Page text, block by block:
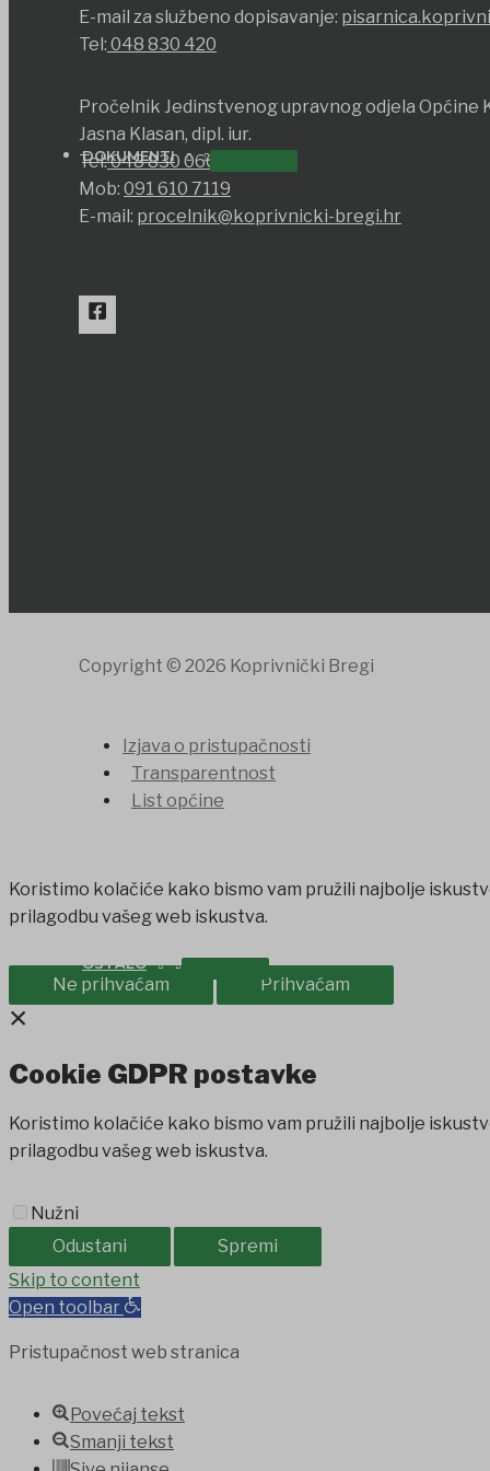
DOKUMENTI
OSTALO
E-mail za službeno dopisavanje:
Tel: 048 830 420
Pročelnik Jedinstvenog upravnog odjela Općine
Jasna Klasan, dipl. iur.
Tel:048 830 066
Mob: 091 610 7119
E-mail: procelnik@koprivnicki-bregi.hr
Copyright © 2026 Koprivnički Bregi
Izjava o pristupačnosti
Transparentnost
List općine
Koristimo kolačiće kako bismo vam pružili najbolje
prilagodbu vašeg web iskustva.
Ne prihvaćam Prihvaćam
×
Cookie GDPR postavke
Koristimo kolačiće kako bismo vam pružili najbolje
prilagodbu vašeg web iskustva.
Nužni
Odustani
Spremi
jojobet
Skip to content
Open toolbar
Pristupačnost web stranica
Povećaj tekst
Smanji tekst